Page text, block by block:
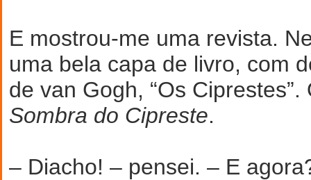
E mostrou-me uma revista.
uma bela capa de livro, com
de van Gogh, “Os
Sombra do Cipreste.
– Diacho! – pensei. – E